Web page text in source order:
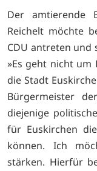
Der amtierende
Reichelt möchte
CDU antreten und
»Es geht nicht um
die Stadt
Bürgermeister
diejenige
für Euskirchen
können. Ich
stärken. Hierfür